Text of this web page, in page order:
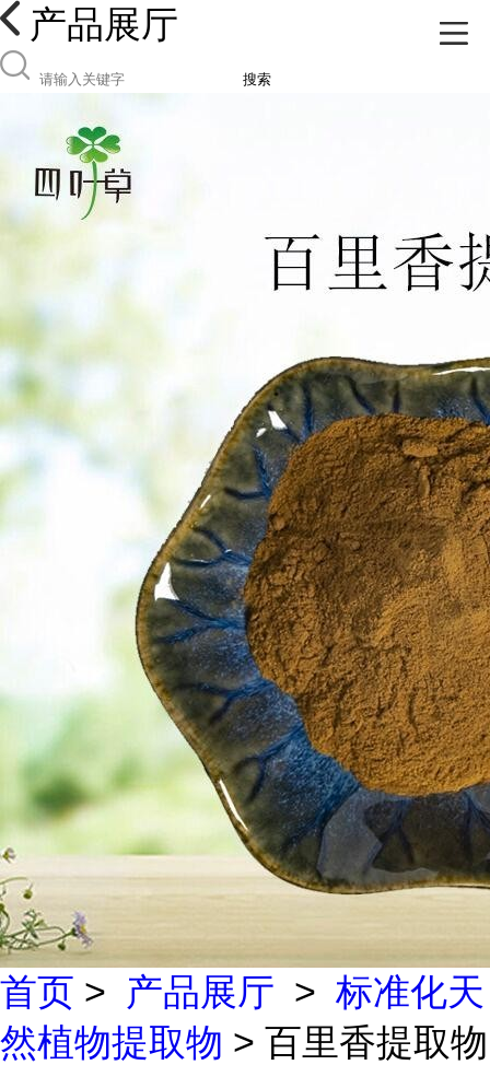
产品展厅
搜索
首页 > 产品展厅 > 标准化天
然植物提取物 > 百里香提取物